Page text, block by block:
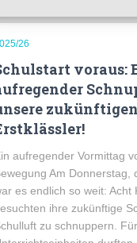
26
voraus:
zukünftigen
aufregender Vormittag
Am Donnerstag,
es endlich so weit: Acht
ihre zukünftige
zu schnuppern.